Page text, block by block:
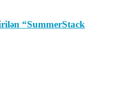
“SummerStack